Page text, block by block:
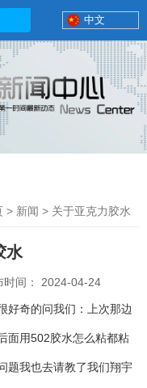
中文
> 新闻 > 关于亚克力胶水
水
时间： 2024-04-24
好奇的问我们：上次那边
面用502胶水怎么粘都粘
题我也去请教了我们翔宇